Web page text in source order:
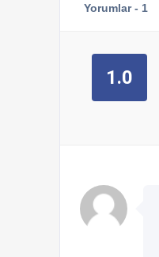
Yorumlar - 1
1.0